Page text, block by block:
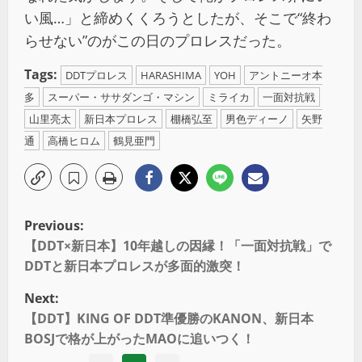
い風…」と締めくくろうとしたが、そこで“終わ
らせない”のがこの日のプロレスだった。
Tags: DDTプロレス HARASHIMA YOH
アントニーオ本
多
スーパー・ササダンゴ・マシン ミライカ
一面対抗戦
山里亮太
新日本プロレス 棚橋弘至 男色ディーノ
矢野
通
高橋ヒロム 鶴見亜門
Previous:
【DDT×新日本】10年越しの因縁！「一面対抗戦」で
DDTと新日本プロレスが多面的激突！
Next:
【DDT】KING OF DDT準優勝のKANON、新日本
BOSJで格が上がったMAOに追いつく！